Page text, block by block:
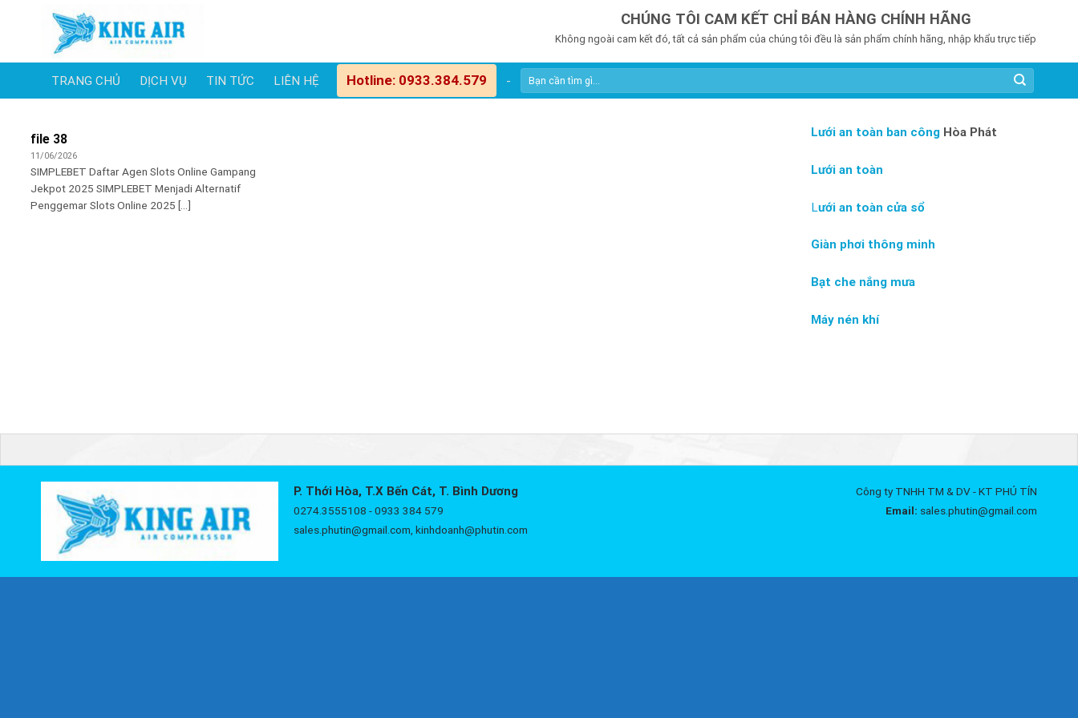
CHÚNG TÔI CAM KẾT CHỈ BÁN HÀNG CHÍNH HÃNG
Không ngoài cam kết đó, tất cả sản phẩm của chúng tôi đều là sản phẩm chính hãng, nhập khẩu trực tiếp
TRANG CHỦ DỊCH VỤ TIN TỨC LIÊN HỆ Hotline: 0933.384.579 -
file 38
11/06/2026
SIMPLEBET Daftar Agen Slots Online Gampang
Jekpot 2025 SIMPLEBET Menjadi Alternatif
Penggemar Slots Online 2025 [...]
Lưới an toàn ban công Hòa Phát
Lưới an toàn
Lưới an toàn cửa sổ
Giàn phơi thông minh
Bạt che nắng mưa
Máy nén khí
P. Thới Hòa, T.X Bến Cát, T. Bình Dương
0274.3555108 - 0933 384 579
sales.phutin@gmail.com, kinhdoanh@phutin.com
Công ty TNHH TM & DV - KT PHÚ TÍN
Email: sales.phutin@gmail.com